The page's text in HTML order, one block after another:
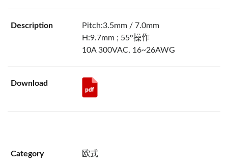
Pitch:3.5mm / 7.0mm
H:9.7mm ; 55°操作
10A 300VAC, 16~26AWG
欧式